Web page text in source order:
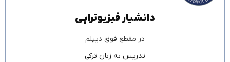
دانشیار فیزیوتراپی
در مقطع فوق دیپلم
تدریس به زبان ترکی